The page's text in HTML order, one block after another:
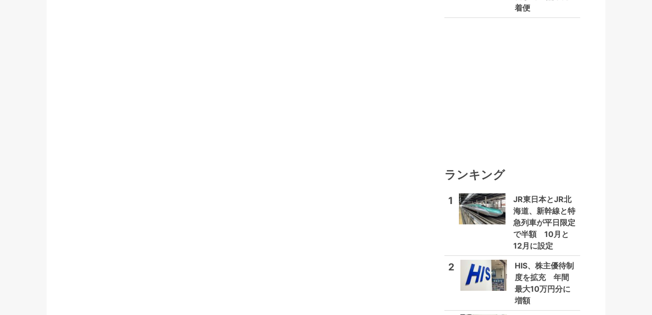
着便
ランキング
1
JR東日本とJR北
海道、新幹線と特
急列車が平日限定
で半額 10月と
12月に設定
2
HIS、株主優待制
度を拡充 年間
最大10万円分に
増額